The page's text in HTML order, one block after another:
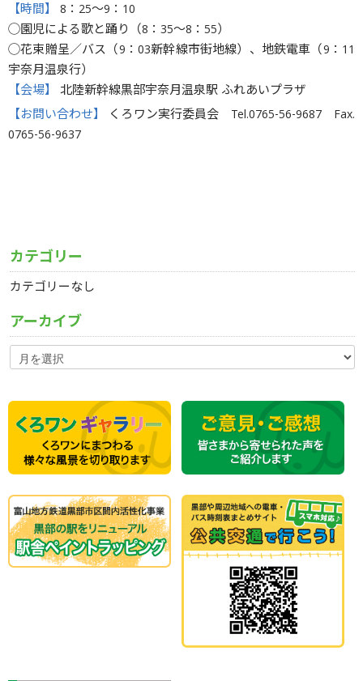
【時間】 8：25〜9：10
◯園児による歌と踊り（8：35〜8：55）
◯花束贈呈／バス（9：03新幹線市街地線）、地鉄電車（9：11
宇奈月温泉行）
【会場】 北陸新幹線黒部宇奈月温泉駅 ふれあいプラザ
【お問い合わせ】
くろワン実行委員会 Tel.0765-56-9687 Fax.
0765-56-9637
カテゴリー
カテゴリーなし
アーカイブ
ア
ー
イ
ブ